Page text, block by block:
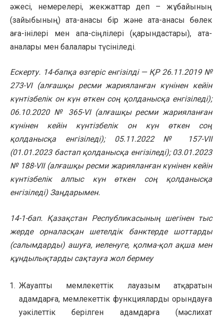
әжесі, немерелері, жекжаттар деп – жұбайының
(зайыбының) ата-анасы бір және ата-анасы бөлек
аға-інілері мен апа-сіңлілері (қарындастары), ата-
аналары мен балалары түсініледі.
Ескерту. 14-бапқа өзгеріс енгізілді — ҚР 26.11.2019 №
273-VI (алғашқы ресми жарияланған күнінен кейін
күнтізбелік он күн өткен соң қолданысқа енгізіледі);
06.10.2020 № 365-VI (алғашқы ресми жарияланған
күнінен кейін күнтізбелік он күн өткен соң
қолданысқа енгізіледі); 05.11.2022 № 157-VII
(01.01.2023 бастап қолданысқа енгізіледі); 03.01.2023
№ 188-VII (алғашқы ресми жарияланған күнінен кейін
күнтізбелік алпыс күн өткен соң қолданысқа
енгізіледі) Заңдарымен.
14-1-бап. Қазақстан Республикасының шегінен тыс
жерде орналасқан шетелдік банктерде шоттарды
(салымдарды) ашуға, иеленуге, қолма-қол ақша мен
құндылықтарды сақтауға жол бермеу
Жауапты мемлекеттік лауазым атқаратын
адамдарға, мемлекеттік функцияларды орындауға
уәкілеттік берілген адамдарға (мәслихат